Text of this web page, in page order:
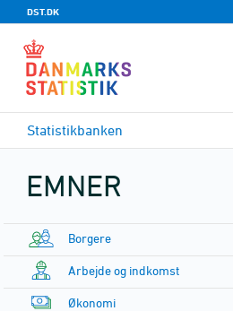
DST.DK
Statistikbanken
EMNER
Borgere
Arbejde og indkomst
Økonomi